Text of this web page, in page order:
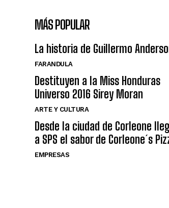
MÁS POPULAR
La historia de Guillermo
FARANDULA
Destituyen a la Miss Honduras
Universo 2016 Sirey Moran
ARTE Y CULTURA
Desde la ciudad de Corleone
a SPS el sabor de Corleone´s
EMPRESAS